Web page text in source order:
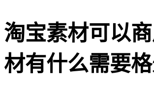
淘宝素材可以
材有什么需要